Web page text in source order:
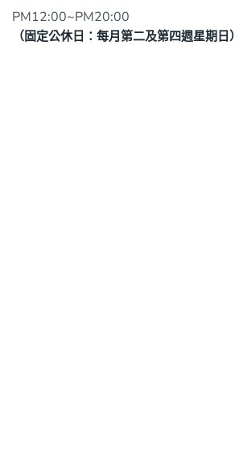
PM12:00~PM20:00
（固定公休日：每月第二及第四週星期日）